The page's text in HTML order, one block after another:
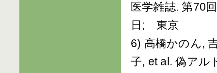
医学雑誌. 第70
日; 東京
6) 高橋かのん,
子, et al. 偽アル